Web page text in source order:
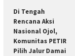
Di Tengah
Rencana Aksi
Nasional Ojol,
Komunitas PETIR
Pilih Jalur Damai